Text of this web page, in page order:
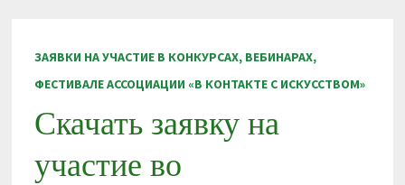
ЗАЯВКИ НА УЧАСТИЕ В КОНКУРСАХ, ВЕБИНАРАХ,
ФЕСТИВАЛЕ АССОЦИАЦИИ «В КОНТАКТЕ С ИСКУССТВОМ»
Скачать заявку на
участие во